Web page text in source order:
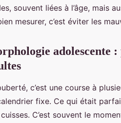
souvent liées à l’âge, mais
mesurer, c’est éviter les
adolescente :
c’est une course à
fixe. Ce qui était
C’est souvent le